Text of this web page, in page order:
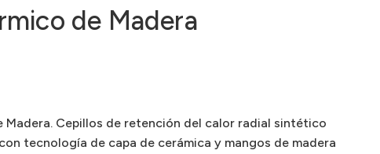
de Madera
Madera. Cepillos de retención del calor radial sintético
tecnología de capa de cerámica y mangos de madera